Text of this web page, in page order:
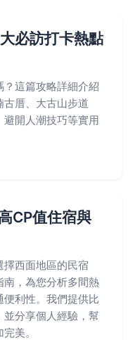
必訪打卡熱點
這篇攻略詳細介紹
厝、大古山步道
開人潮技巧等實用
CP值住宿與
西面地區的民宿
，為您分析多間熱
利性。我們提供比
分享個人經驗，幫
美。